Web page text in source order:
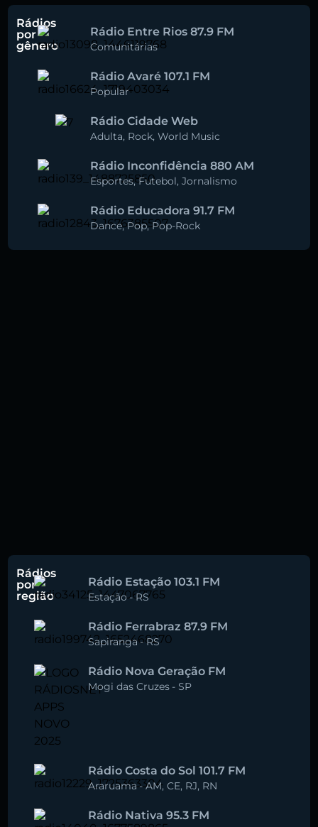
Rádios
por
gênero
Rádio Entre Rios 87.9 FM
Comunitárias
Rádio Avaré 107.1 FM
Popular
Rádio Cidade Web
Adulta, Rock,World Music
Rádio Inconfidência 880 AM
Esportes,Futebol,Jornalismo
Rádio Educadora 91.7 FM
Dance,Pop,Pop-Rock
Rádios
por
região
Rádio Estação 103.1 FM
Estação -RS
Rádio Ferrabraz 87.9 FM
Sapiranga -RS
Rádio Nova Geração FM
Mogi das Cruzes - SP
Rádio Costa do Sol 101.7 FM
Araruama-AM, CE, RJ, RN
Rádio Nativa 95.3 FM